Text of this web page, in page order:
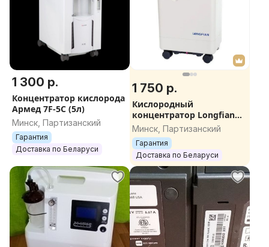
1 300 р.
Концентратор кислорода
Армед 7F-5C (5л)
Минск, Партизанский
Гарантия
Доставка по Беларуси
1 750 р.
Кислородный
концентратор Longfian
JAY-5BW
Минск, Партизанский
Гарантия
Доставка по Беларуси